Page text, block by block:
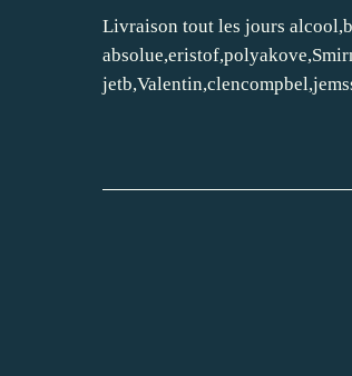
Livraison tout les jours